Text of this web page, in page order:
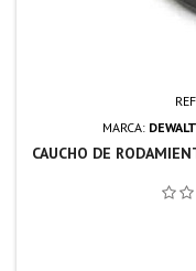
MARCA:
CAUCHO DE